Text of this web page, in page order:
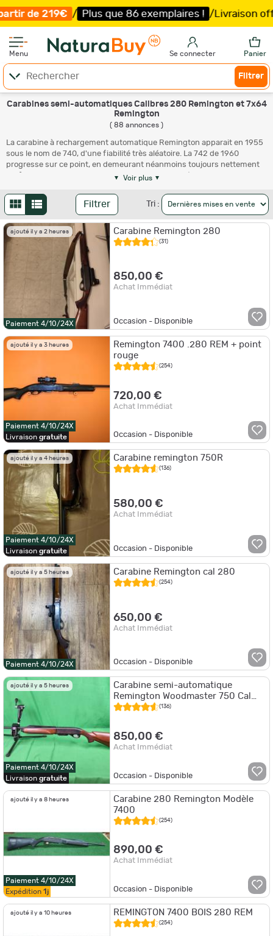
86 exemplaires ! / Livraison offerte et expédition
Menu Se connecter Panier
Filtrer
Carabines semi-automatiques Calibres 280 Remington et 7x64
Remington
( 88 annonces )
La carabine à rechargement automatique Remington apparait en 1955
sous le nom de 740, d'une fiabilité très aléatoire. La 742 de 1960
progresse sur ce point, en demeurant néanmoins toujours nettement
perfectible. L'"automatique" Remington devient véritablement
manier. L'éphémère 7500 de 2003 marque un léger retrait en
présentation, mais la 750 de 2006 affine encore les attraits de la 7400
et s'affirme comme la meilleure Remington de cette lignée jamais
commercialisée.
Voir plus
Filtrer Tri :
ajouté il y a 2 heures
Paiement 4/10/24X
Carabine Remington 280
(31)
850,00 €
Achat Immédiat
Occasion - Disponible
ajouté il y a 3 heures
Paiement 4/10/24X
Livraison gratuite
Remington 7400 .280 REM + point
rouge
(254)
720,00 €
Achat Immédiat
Occasion - Disponible
ajouté il y a 4 heures
Paiement 4/10/24X
Livraison gratuite
Carabine remington 750R
(136)
580,00 €
Achat Immédiat
Occasion - Disponible
ajouté il y a 5 heures
Paiement 4/10/24X
Carabine Remington cal 280
(254)
650,00 €
Achat Immédiat
Occasion - Disponible
ajouté il y a 5 heures
Paiement 4/10/24X
Livraison gratuite
Carabine semi-automatique
Remington Woodmaster 750 Cal
.280Rem
(136)
850,00 €
Achat Immédiat
Occasion - Disponible
ajouté il y a 8 heures
Paiement 4/10/24X
Expédition 1j
Carabine 280 Remington Modèle
7400
(254)
890,00 €
Achat Immédiat
Occasion - Disponible
ajouté il y a 10 heures REMINGTON 7400 BOIS 280 REM
(254)